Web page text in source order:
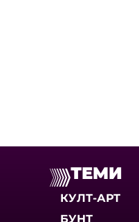
ТЕМИ
КУЛТ-АРТ
БУНТ